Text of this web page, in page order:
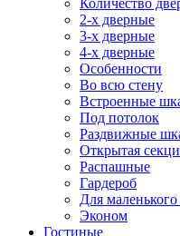
Количество
2-х дверные
3-х дверные
4-х дверные
Особенности
Во всю стену
Встроенные
Под потолок
Раздвижные
Открытая
Распашные
Гардероб
Для
Эконом
Гостиные